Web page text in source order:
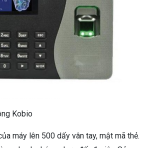
Kobio
máy lên 500 dấy vân tay, mật mã thẻ.